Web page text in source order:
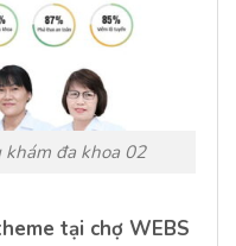
khám đa khoa 02
tại chợ WEBS